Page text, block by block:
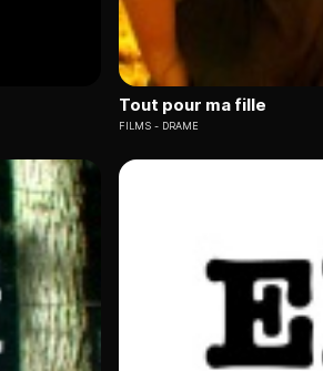
Tout pour ma fille
FILMS DRAME